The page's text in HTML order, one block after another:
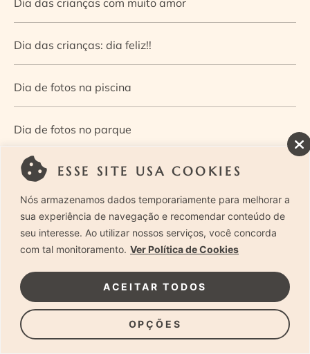
ESSE SITE USA COOKIES
Nós armazenamos dados temporariamente para melhorar a
sua experiência de navegação e recomendar conteúdo de
seu interesse. Ao utilizar nossos serviços, você concorda
com tal monitoramento. Ver Política de Cookies
OPÇÕES
ACEITAR TODOS
Dia das crianças: dia feliz!!
Dia de fotos na piscina
Dia de fotos no parque
Dia dos Pais — Guia de ensaios fotográficos
Dia Mundial da Infância: como a fotografia ajuda a
construir a memória e a identidade da criança
Diário de uma grávida e sua pequena
Dica de especialista: como otimizar o fluxo de trabalho